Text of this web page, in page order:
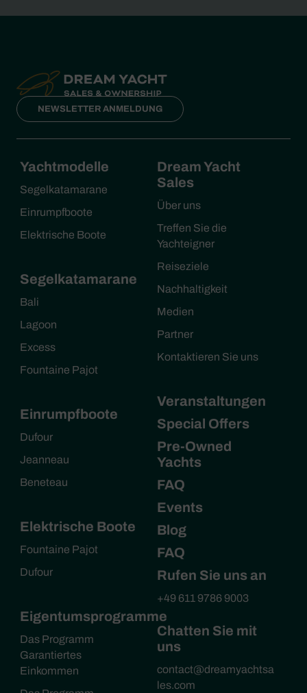
NEWSLETTER ANMELDUNG
Yachtmodelle
Segelkatamarane
Einrumpfboote
Elektrische Boote
Segelkatamarane
Bali
Lagoon
Excess
Fountaine Pajot
Einrumpfboote
Dufour
Jeanneau
Beneteau
Elektrische Boote
Fountaine Pajot
Dufour
Eigentumsprogramme
Das Programm
Garantiertes
Einkommen
Dream Yacht
Sales
Über uns
Treffen Sie die
Yachteigner
Reiseziele
Nachhaltigkeit
Medien
Partner
Kontaktieren Sie uns
Veranstaltungen
Special Offers
Pre-Owned
Yachts
FAQ
Events
Blog
FAQ
Rufen Sie uns an
+49 611 9786 9003
Chatten Sie mit
uns
contact@dreamyachtsa
les.com